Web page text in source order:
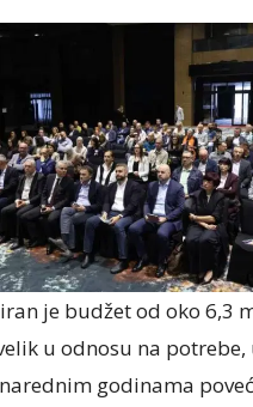
je budžet od oko 6,3
u odnosu na potrebe,
godinama